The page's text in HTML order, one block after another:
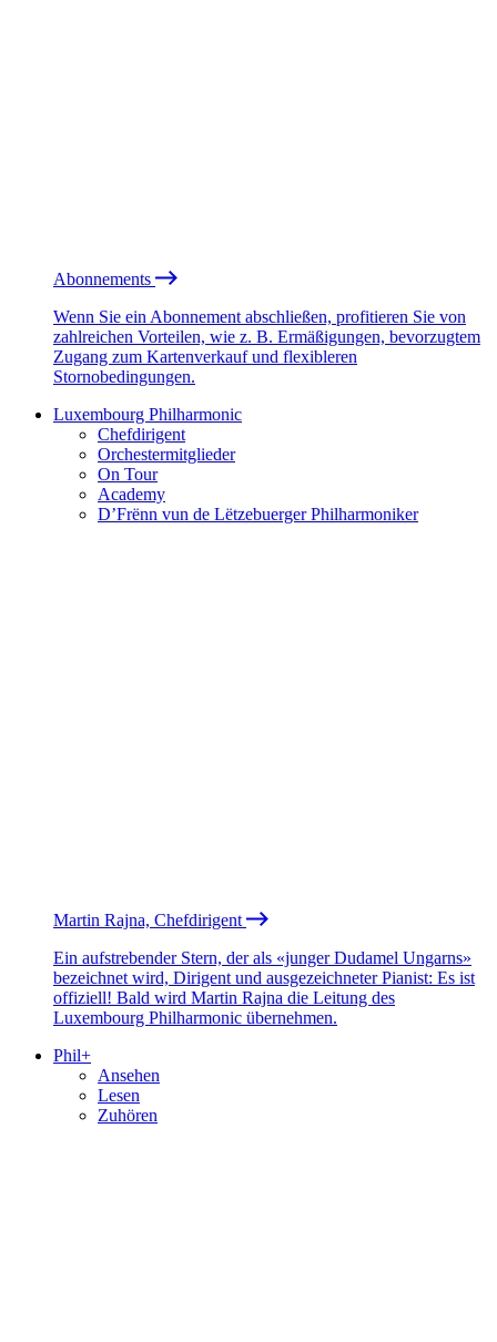
Abonnements
Wenn Sie ein Abonnement abschließen, profitieren Sie von
zahlreichen Vorteilen, wie z. B. Ermäßigungen, bevorzugtem
Zugang zum Kartenverkauf und flexibleren
Stornobedingungen.
Luxembourg Philharmonic
Chefdirigent
Orchestermitglieder
On Tour
Academy
D’Frënn vun de Lëtzebuerger Philharmoniker
Martin Rajna, Chefdirigent
Ein aufstrebender Stern, der als «junger Dudamel Ungarns»
bezeichnet wird, Dirigent und ausgezeichneter Pianist: Es ist
offiziell! Bald wird Martin Rajna die Leitung des
Luxembourg Philharmonic übernehmen.
Phil+
Ansehen
Lesen
Zuhören